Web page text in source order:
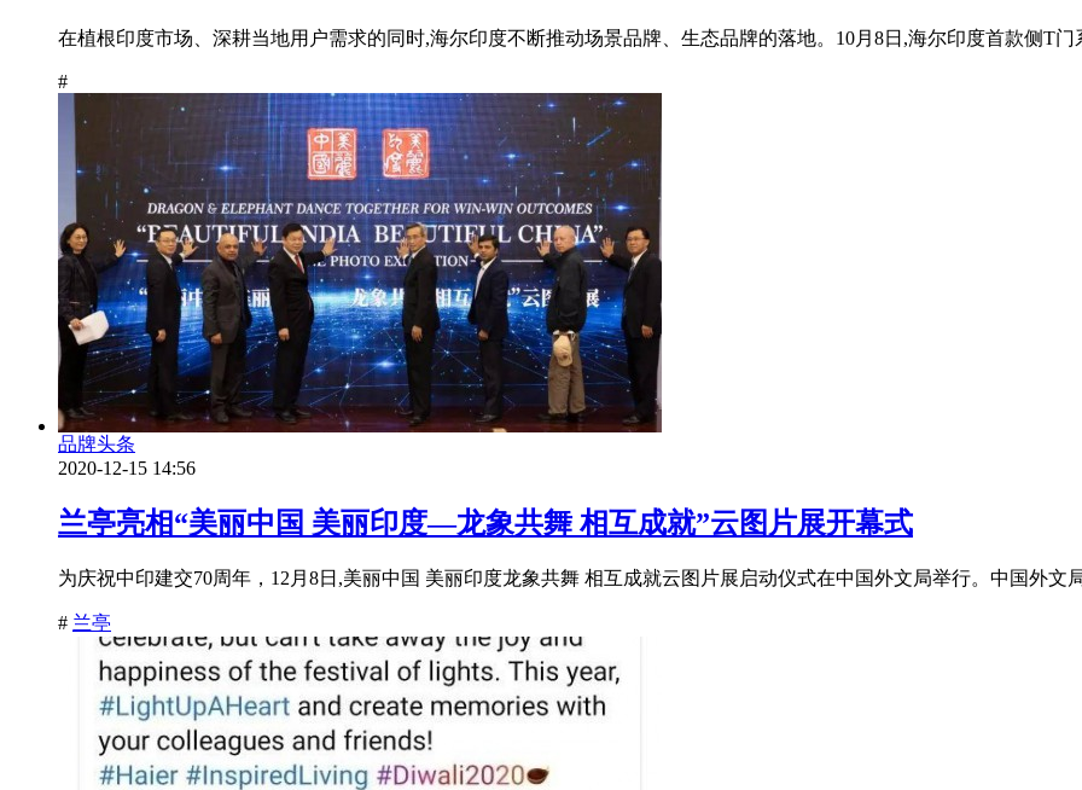
在植根印度市场、深耕当地用户需求的同时,海尔印度不断推动场景品牌、生态品牌的落地。10月8日,海尔印度首款侧T门
#
品牌头条
2020-12-15 14:56
兰亭亮相“美丽中国 美丽印度—龙象共舞 相互成就”云图片展开幕式
为庆祝中印建交70周年，12月8日,美丽中国 美丽印度龙象共舞 相互成就云图片展启动仪式在中国外文局举行。中国外文
# 兰亭